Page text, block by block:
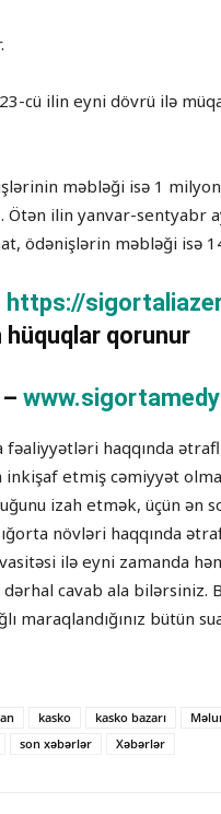
cü ilin eyni dövrü ilə
məbləği isə 1
ilin yanvar-sentyabr
ödənişlərin məbləği isə
https://
qorunur
haqqında
etmiş cəmiyyət
izah etmək, üçün ən
növləri haqqında
ilə eyni zamanda
dərhal cavab ala bilərsiniz.
maraqlandığınız bütün
kasko kasko bazarı
son xəbərlər Xəbərlər